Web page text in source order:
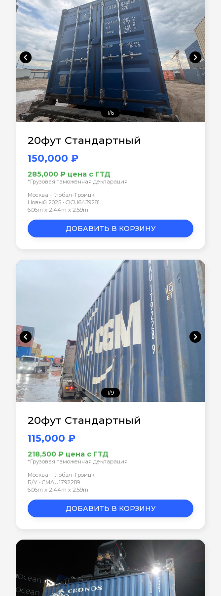
chevron_left chevron_right
1/6
20фут Стандартный
150,000 ₽
285,000 ₽ цена с ГТД
*Грузовая таможенная декларация
Москва - Глобал-Троицк
Новый 2025 • CICU6439281
6.06m x 2.44m x 2.59m
ДОБАВИТЬ В КОРЗИНУ
chevron_left chevron_right
1/9
20фут Стандартный
115,000 ₽
218,500 ₽ цена с ГТД
*Грузовая таможенная декларация
Москва - Глобал-Троицк
Б/У • CMAU1792289
6.06m x 2.44m x 2.59m
ДОБАВИТЬ В КОРЗИНУ